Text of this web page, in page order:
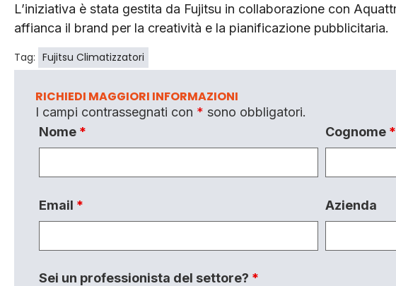
L’iniziativa è stata gestita da Fujitsu in collaborazione con
affianca il brand per la creatività e la pianificazione pubblicitaria.
Tag: Fujitsu Climatizzatori
RICHIEDI MAGGIORI INFORMAZIONI
I campi contrassegnati con * sono obbligatori.
Nome * Cognome *
Email * Azienda
Sei un professionista del settore? *